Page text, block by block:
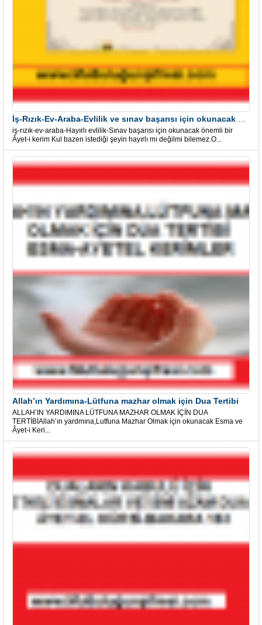
iş-rızık-ev-araba-Hayırlı evlilik-Sınav başarısı için okunacak önemli bir
Âyet-i kerim Kul bazen istediği şeyin hayırlı mı değilmi bilemez.O...
Allah’ın Yardımına-Lütfuna mazhar olmak için Dua Tertibi
ALLAH’IN YARDIMINA LÜTFUNA MAZHAR OLMAK İÇİN DUA
TERTİBİAllah’ın yardmına,Lutfuna Mazhar Olmak için okunacak Esma ve
Âyet-i Keri...